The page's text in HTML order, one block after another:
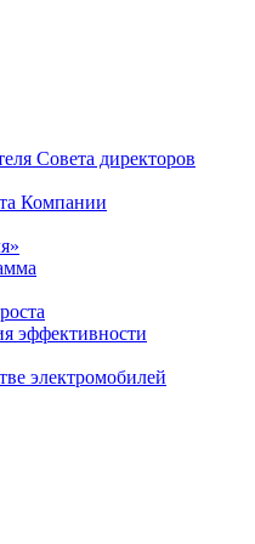
Совета директоров
Компании
эффективности
электромобилей